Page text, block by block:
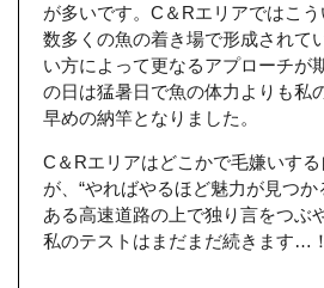
が多いです。C＆Rエリアではこ
数多くの魚の着き場で形成されて
い方によって更なるアプローチが
の日は猛暑日で魚の体力よりも私
早めの納竿となりました。
C＆Rエリアはどこかで毛嫌いす
が、“やればやるほど魅力が見つか
ある高速道路の上で独り言をつぶ
私のテストはまだまだ続きます…！